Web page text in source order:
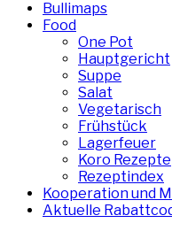
Bullimaps
Food
One Pot
Hauptgericht
Suppe
Salat
Vegetarisch
Frühstück
Lagerfeuer
Koro Rezepte
Rezeptindex
Kooperation und
Aktuelle